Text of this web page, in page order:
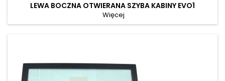
LEWA BOCZNA OTWIERANA SZYBA KABINY EVO1
Więcej